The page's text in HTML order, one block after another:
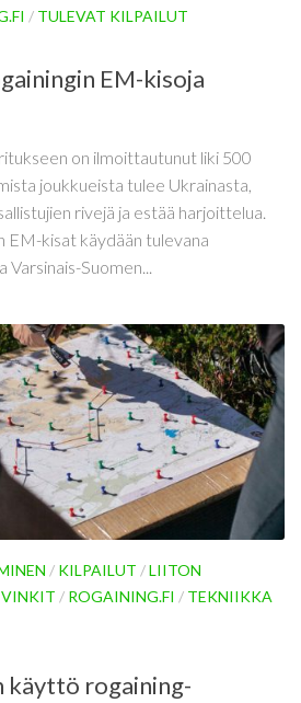
/ TULEVAT KILPAILUT
EM-kisoja
on ilmoittautunut liki 500
joukkueista tulee Ukrainasta,
rivejä ja estää harjoittelua.
EM-kisat käydään tulevana
Varsinais-Suomen...
/ KILPAILUT /LIITON
VINKIT / ROGAINING.FI / TEKNIIKKA
käyttö rogaining-